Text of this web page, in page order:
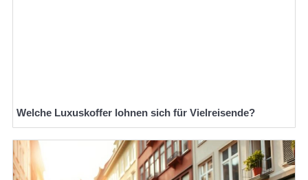
Welche Luxuskoffer lohnen sich für Vielreisende?